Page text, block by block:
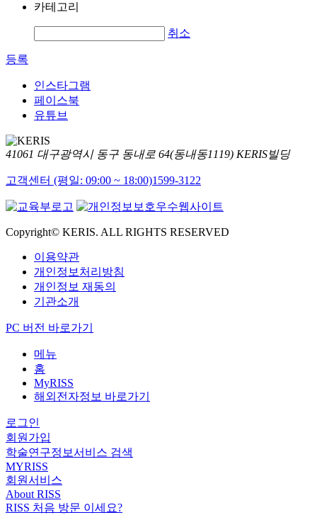
카테고리
취소
등록
인스타그램
페이스북
유튜브
41061 대구광역시 동구 동내로 64(동내동1119) KERIS빌딩
고객센터 (평일: 09:00 ~ 18:00)1599-3122
Copyright© KERIS. ALL RIGHTS RESERVED
이용약관
개인정보처리방침
개인정보 재동의
기관소개
PC 버전 바로가기
메뉴
홈
MyRISS
해외전자정보 바로가기
로그인
회원가입
학술연구정보서비스 검색
MYRISS
회원서비스
About RISS
RISS 처음 방문 이세요?